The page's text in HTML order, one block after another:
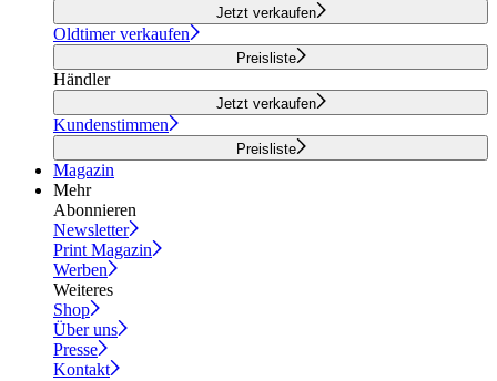
Jetzt verkaufen
Oldtimer verkaufen
Preisliste
Händler
Jetzt verkaufen
Kundenstimmen
Preisliste
Magazin
Mehr
Abonnieren
Newsletter
Print Magazin
Werben
Weiteres
Shop
Über uns
Presse
Kontakt